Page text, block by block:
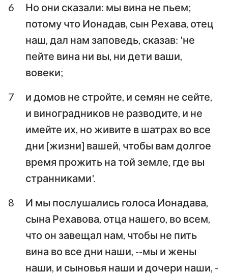
6
Но они сказали: мы вина не пьем;
потому что Ионадав, сын Рехава, отец
наш, дал нам заповедь, сказав: 'не
пейте вина ни вы, ни дети ваши,
вовеки;
7
и домов не стройте, и семян не сейте,
и виноградников не разводите, и не
имейте их, но живите в шатрах во все
дни [жизни] вашей, чтобы вам долгое
время прожить на той земле, где вы
странниками'.
8
И мы послушались голоса Ионадава,
сына Рехавова, отца нашего, во всем,
что он завещал нам, чтобы не пить
вина во все дни наши, --мы и жены
наши, и сыновья наши и дочери наши, -